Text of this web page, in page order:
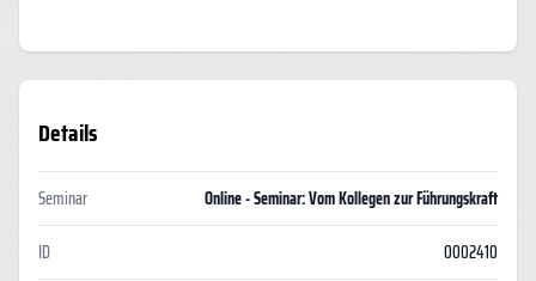
Details
Seminar Online - Seminar: Vom Kollegen zur Führungskraft
ID 0002410